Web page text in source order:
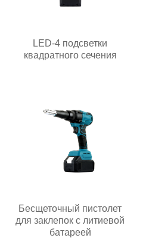
LED-4 подсветки
квадратного сечения
Бесщеточный пистолет
для заклепок с литиевой
батареей